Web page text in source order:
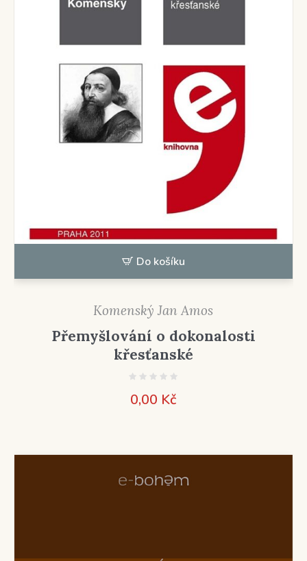
Do košíku
Komenský Jan Amos
Přemyšlování o dokonalosti
křesťanské
0,00 Kč